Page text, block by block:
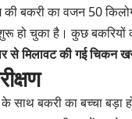
बकरी का वजन 50
हो चुका है। कुछ बकरियों
से मिलावट की गई चिकन
के साथ बकरी का बच्चा